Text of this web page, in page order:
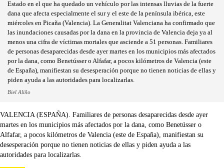
Estado en el que ha quedado un vehículo por las intensas lluvias de la fuerte
dana que afecta especialmente el sur y el este de la península ibérica, este
miércoles en Picaña (Valencia). La Generalitat Valenciana ha confirmado que
las inundaciones causadas por la dana en la provincia de Valencia deja ya al
menos una cifra de víctimas mortales que asciende a 51 personas. Familiares
de personas desaparecidas desde ayer martes en los municipios más afectados
por la dana, como Benetússer o Alfafar, a pocos kilómetros de Valencia (este
de España), manifiestan su desesperación porque no tienen noticias de ellas y
piden ayuda a las autoridades para localizarlas.
Biel Aliño
VALENCIA (ESPAÑA). Familiares de personas desaparecidas desde ayer
martes en los municipios más afectados por la dana, como Benetússer o
Alfafar, a pocos kilómetros de Valencia (este de España), manifiestan su
desesperación porque no tienen noticias de ellas y piden ayuda a las
autoridades para localizarlas.